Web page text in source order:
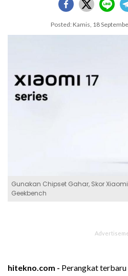
Posted: Kamis, 18
Gunakan Chipset Gahar, Skor Xiaomi
Geekbench
hitekno.com - Perangkat